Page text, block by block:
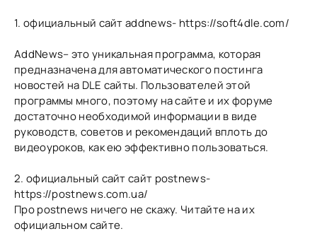
1. официальный сайт addnews- https://soft4dle.com/
AddNews– это уникальная программа, которая
предназначена для автоматического постинга
новостей на DLE сайты. Пользователей этой
программы много, поэтому на сайте и их форуме
достаточно необходимой информации в виде
руководств, советов и рекомендаций вплоть до
видеоуроков, как ею эффективно пользоваться.
2. официальный сайт сайт postnews-
https://postnews.com.ua/
Про postnews ничего не скажу. Читайте на их
официальном сайте.